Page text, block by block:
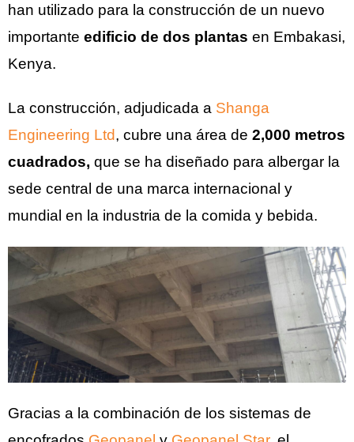
han utilizado para la construcción de un nuevo
importante edificio de dos plantas en Embakasi,
Kenya.
La construcción, adjudicada a Shanga
Engineering Ltd, cubre una área de 2,000 metros
cuadrados, que se ha diseñado para albergar la
sede central de una marca internacional y
mundial en la industria de la comida y bebida.
Gracias a la combinación de los sistemas de